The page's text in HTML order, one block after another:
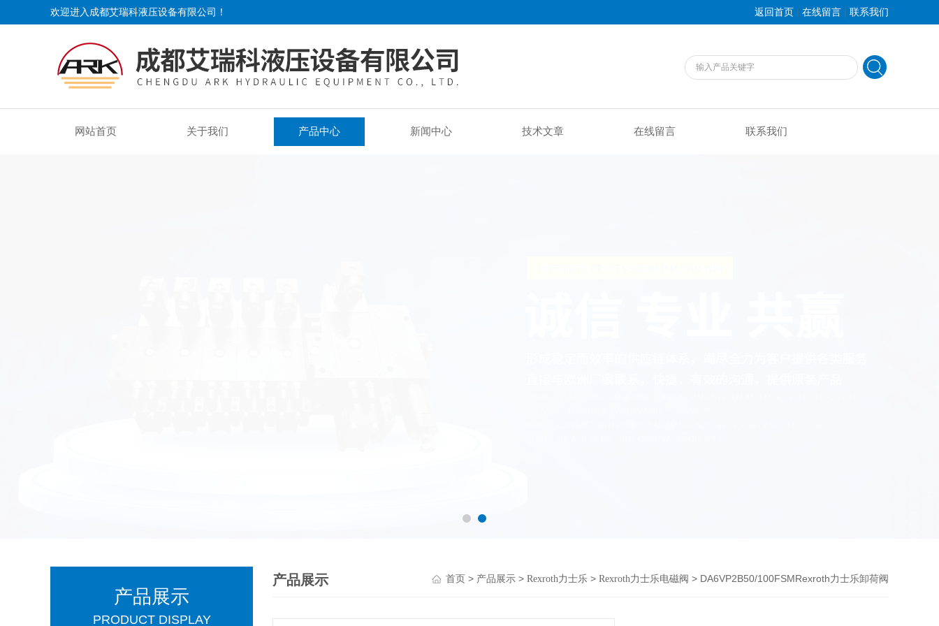
欢迎进入成都艾瑞科液压设备有限公司！ 返回首页 | 在线留言 | 联系我们
网站首页 关于我们 产品中心 新闻中心 技术文章 在线留言 联系我们
产品展示
PRODUCT DISPLAY
产品展示 首页 > 产品展示 > Rexroth力士乐 > Rexroth力士乐电磁阀 > DA6VP2B50/100FSMRexroth力士乐卸荷阀